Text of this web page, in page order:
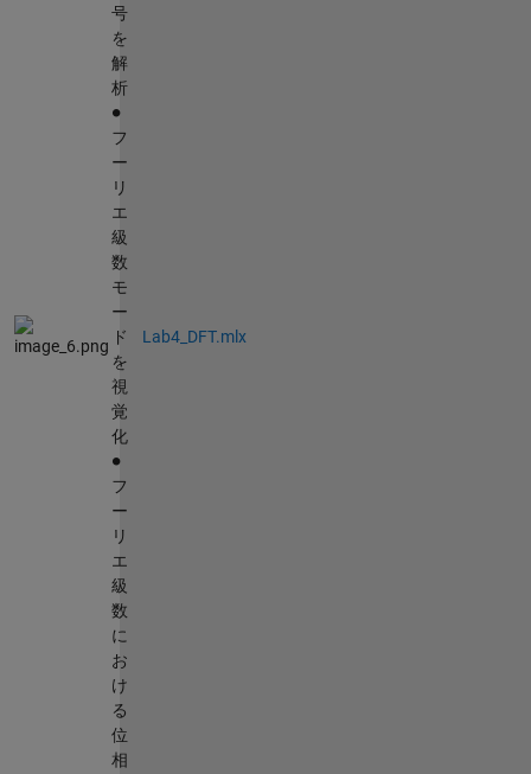
号
を
解
析
∙
フ
ー
リ
エ
級
数
モ
ー
ド
を
視
覚
化
∙
フ
ー
リ
エ
級
数
に
お
け
る
位
相
Lab4_DFT.mlx